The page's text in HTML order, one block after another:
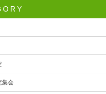
集会